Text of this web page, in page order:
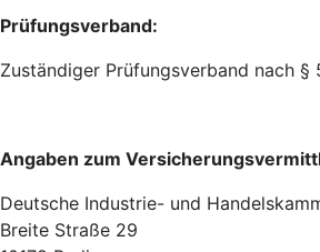
Prüfungsverband:
Zuständiger Prüfungsverband nach
Angaben zum
Deutsche Industrie- und
Breite Straße 29